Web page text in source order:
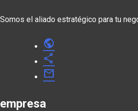
Somos el aliado estratégico para tu
public
share
mail
empresa